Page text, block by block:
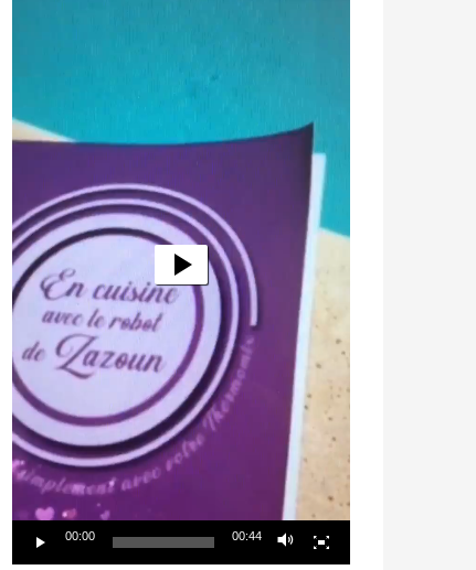
00:00 00:44